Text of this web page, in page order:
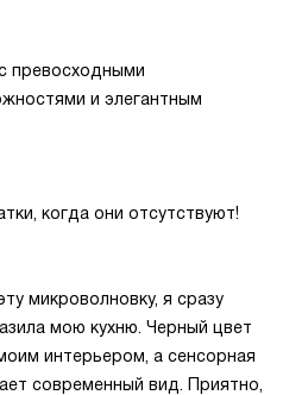
превосходными
и элегантным
когда они отсутствуют!
микроволновку, я сразу
мою кухню. Черный цвет
интерьером, а сенсорная
современный вид. Приятно,